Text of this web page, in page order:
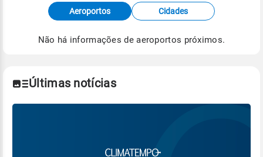
Fonte: dados combinados de estações
meteorológicas e satélite do Centro de Previsão
de Tempo e Estudos Climáticos (CPTEC).
Aeroportos Cidades
Não há informações de aeroportos próximos.
Últimas notícias